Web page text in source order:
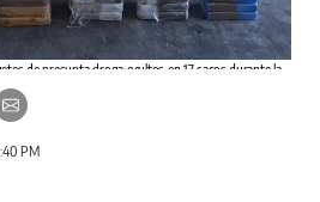
de presunta droga ocultos en 17 sacos durante la
Chiriquí.
PM